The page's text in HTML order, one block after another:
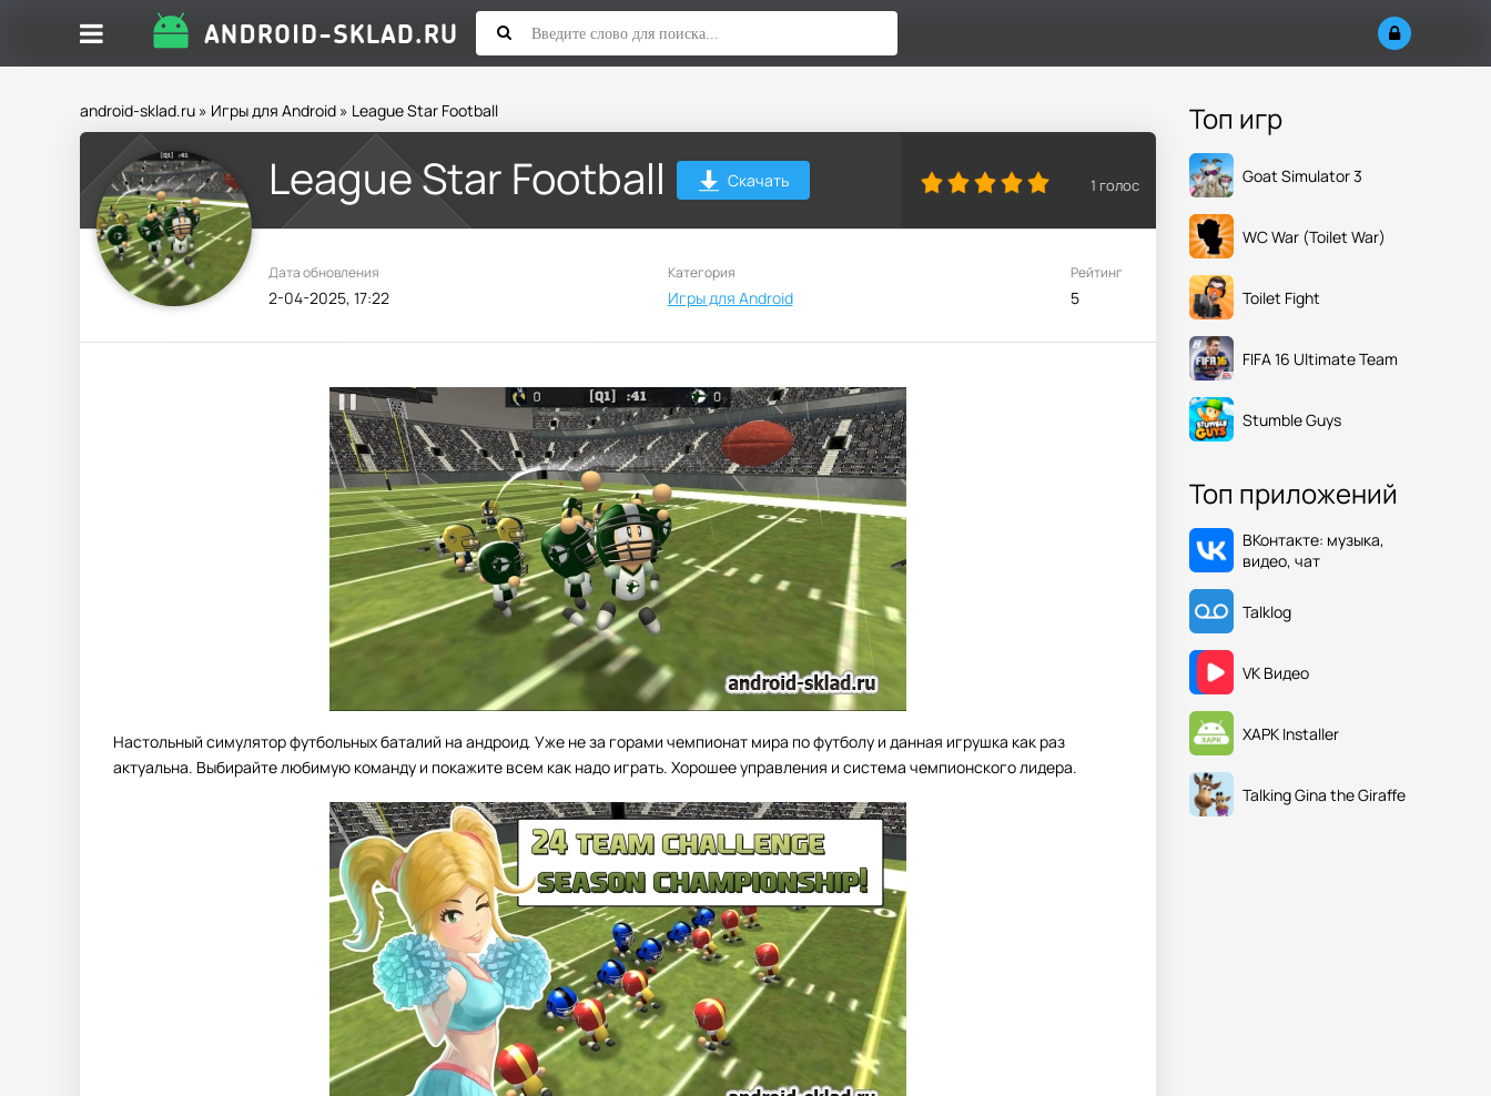
android-sklad.ru » Игры для Android » League Star Football
League Star Football Скачать 1 голос
Дата обновления
2-04-2025, 17:22
Категория
Игры для Android
Рейтинг
5
Настольный симулятор футбольных баталий на андроид. Уже не за горами чемпионат мира по футболу и данная игрушка как раз
актуальна. Выбирайте любимую команду и покажите всем как надо играть. Хорошее управления и система чемпионского лидера.
Топ игр
Goat Simulator 3
WC War (Toilet War)
Toilet Fight
FIFA 16 Ultimate Team
Stumble Guys
Топ приложений
ВКонтакте: музыка,
видео, чат
Talklog
VK Видео
XAPK Installer
Talking Gina the Giraffe